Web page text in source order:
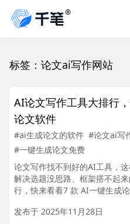
标签：论文ai写作网站
AI论文写作工具大排行
论文软件
#ai生成论文的软件 #论文ai写
#一键生成论文免费
论文写作找不到好的AI工具，
解决选题没思路、框架搭不起
行，快来看看7 款 AI一键生成
发布于 2025年11月28日